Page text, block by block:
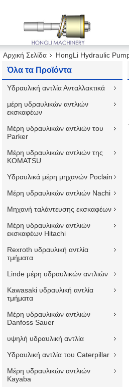
Αρχική Σελίδα HongLi Hydraulic
Όλα τα Προϊόντα
Υδραυλική αντλία Ανταλλακτικά
μέρη υδραυλικών αντλιών
εκσκαφέων
Μέρη υδραυλικών αντλιών του
Parker
Μέρη υδραυλικών αντλιών της
KOMATSU
Υδραυλικά μέρη μηχανών Poclain
Μέρη υδραυλικών αντλιών Nachi
Μηχανή ταλάντευσης εκσκαφέων
Μέρη υδραυλικών αντλιών
εκσκαφέων Hitachi
Rexroth υδραυλική αντλία
τμήματα
Linde μέρη υδραυλικών αντλιών
Kawasaki υδραυλική αντλία
τμήματα
Μέρη υδραυλικών αντλιών
Danfoss Sauer
υψηλή υδραυλική αντλία
Υδραυλική αντλία του Caterpillar
Μέρη υδραυλικών αντλιών
Kayaba